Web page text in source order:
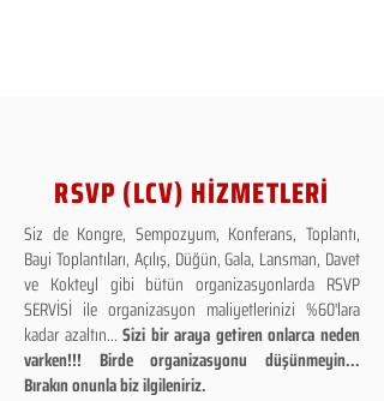
RSVP (LCV) HİZMETLERİ
Siz de Kongre, Sempozyum, Konferans, Toplantı,
Bayi Toplantıları, Açılış, Düğün, Gala, Lansman, Davet
ve Kokteyl gibi bütün organizasyonlarda RSVP
SERVİSİ ile organizasyon maliyetlerinizi %60'lara
kadar azaltın...Sizi bir araya getiren onlarca neden
varken!!! Birde organizasyonu düşünmeyin...
Bırakın onunla biz ilgileniriz.